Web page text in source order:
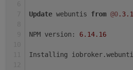
if
Update webuntis from @0.3.1
NPM version: 6.14.16
Installing